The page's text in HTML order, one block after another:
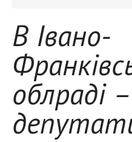
В Івано-
облраді